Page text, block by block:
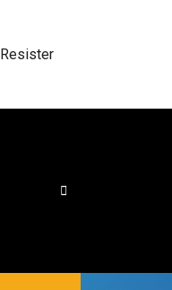
Resister